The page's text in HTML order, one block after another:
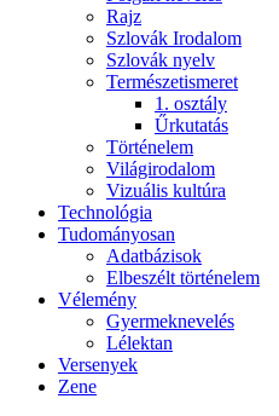
Rajz
Szlovák Irodalom
Szlovák nyelv
Természetismeret
1. osztály
Űrkutatás
Történelem
Világirodalom
Vizuális kultúra
Technológia
Tudományosan
Adatbázisok
Elbeszélt történelem
Vélemény
Gyermeknevelés
Lélektan
Versenyek
Zene